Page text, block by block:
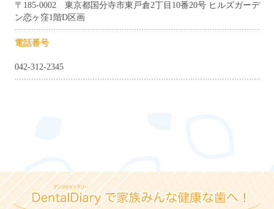
〒185-0002 東京都国分寺市東戸倉2丁目10番20号 ヒルズガーデ
ン恋ヶ窪1階D区画
電話番号
042-312-2345